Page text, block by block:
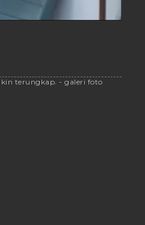
terungkap. - galeri foto